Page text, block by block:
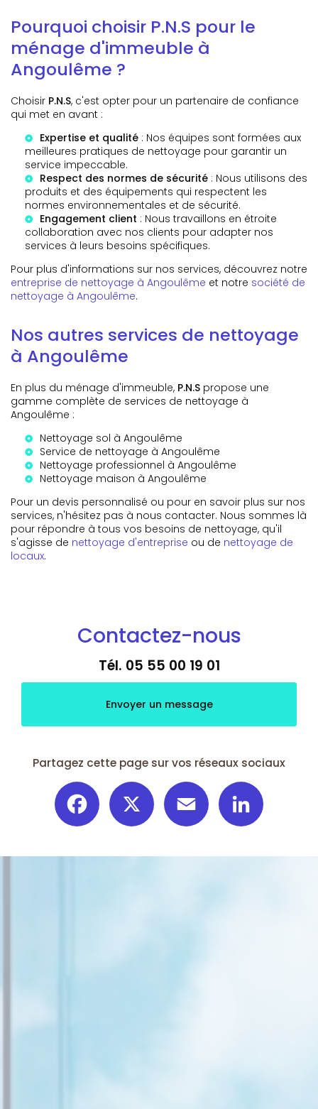
Pourquoi choisir P.N.S pour le
ménage d'immeuble à
Angoulême ?
Choisir P.N.S, c'est opter pour un partenaire de confiance
qui met en avant :
Expertise et qualité : Nos équipes sont formées aux
meilleures pratiques de nettoyage pour garantir un
service impeccable.
Respect des normes de sécurité : Nous utilisons des
produits et des équipements qui respectent les
normes environnementales et de sécurité.
Engagement client : Nous travaillons en étroite
collaboration avec nos clients pour adapter nos
services à leurs besoins spécifiques.
Pour plus d'informations sur nos services, découvrez notre
entreprise de nettoyage à Angoulême et notre société de
nettoyage à Angoulême.
Nos autres services de nettoyage
à Angoulême
En plus du ménage d'immeuble, P.N.S propose une
gamme complète de services de nettoyage à
Angoulême :
Nettoyage sol à Angoulême
Service de nettoyage à Angoulême
Nettoyage professionnel à Angoulême
Nettoyage maison à Angoulême
Pour un devis personnalisé ou pour en savoir plus sur nos
services, n'hésitez pas à nous contacter. Nous sommes là
pour répondre à tous vos besoins de nettoyage, qu'il
s'agisse de nettoyage d'entreprise ou de nettoyage de
locaux.
Contactez-nous
Tél. 05 55 00 19 01
Envoyer un message
Partagez cette page sur vos réseaux sociaux
Facebook Email